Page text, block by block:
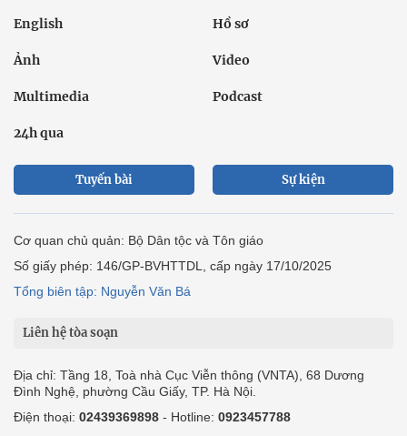
English Hồ sơ
Ảnh Video
Multimedia Podcast
24h qua
Tuyến bài Sự kiện
Cơ quan chủ quản: Bộ Dân tộc và Tôn giáo
Số giấy phép: 146/GP-BVHTTDL, cấp ngày 17/10/2025
Tổng biên tập: Nguyễn Văn Bá
Liên hệ tòa soạn
Địa chỉ: Tầng 18, Toà nhà Cục Viễn thông (VNTA), 68 Dương
Đình Nghệ, phường Cầu Giấy, TP. Hà Nội.
Điện thoại: 02439369898 - Hotline: 0923457788